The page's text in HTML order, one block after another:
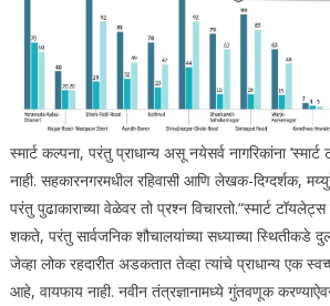
स्मार्ट कल्पना, परंतु प्राधान्य असू नयेसर्व नागरिकांना
नाही. सहकारनगरमधील रहिवासी आणि लेखक-दिग्दर्शक,
परंतु पुढाकाराच्या वेळेवर तो प्रश्न विचारतो.“स्मार्ट
शकते, परंतु सार्वजनिक शौचालयांच्या सध्याच्या स्थितीकडे
जेव्हा लोक रहदारीत अडकतात तेव्हा त्यांचे प्राधान्य एक
आहे, वायफाय नाही. नवीन तंत्रज्ञानामध्ये गुंतवणूक